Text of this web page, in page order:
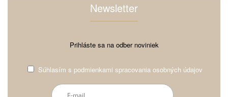
Newsletter
Prihláste sa na odber noviniek
Súhlasím s podmienkami spracovania osobných údajov